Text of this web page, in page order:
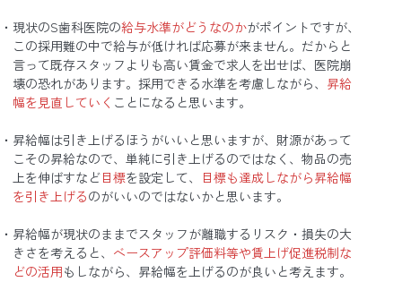
現状のS歯科医院の給与水準がどうなのかがポイントですが、
この採用難の中で給与が低ければ応募が来ません。だからと
言って既存スタッフよりも高い賃金で求人を出せば、医院崩
壊の恐れがあります。採用できる水準を考慮しながら、 昇給
幅を見直していく ことになると思います。
昇給幅は引き上げるほうがいいと思いますが、財源があって
こその昇給なので、単純に引き上げるのではなく、物品の売
上を伸ばすなど目標を設定して、
目標も達成しながら昇給幅
を引き上げるのがいいのではないかと思います。
昇給幅が現状のままでスタッフが離職するリスク・損失の大
きさを考えると、 ベースアップ評価料等や賃上げ促進税制な
どの活用もしながら、昇給幅を上げるのが良いと考えます。